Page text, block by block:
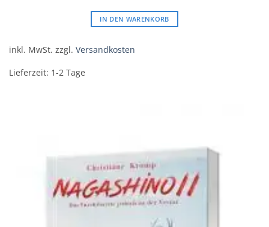
IN DEN WARENKORB
inkl. MwSt. zzgl. Versandkosten
Lieferzeit: 1-2 Tage